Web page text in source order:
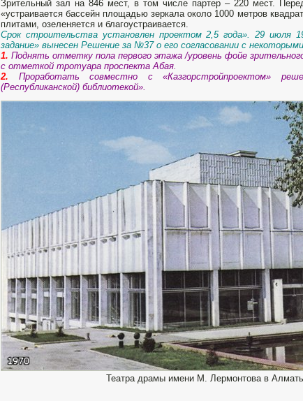
Зрительный зал на 846 мест, в том числе партер – 220 мест.
«устраивается бассейн площадью зеркала около 1000 метров
плитами, озеленяется и благоустраивается.
Срок строительства установлен проектом 2,5 года». 29 июля
задание» вынесен Решение за №37 о его согласовании с
1.Поднять отметку пола первого этажа /уровень фойе
с отметкой тротуара проспекта Абая.
2. Проработать совместно с «Казгорстройпроектом»
(Республиканской) библиотекой».
Театра драмы имени М. Лермонтова в